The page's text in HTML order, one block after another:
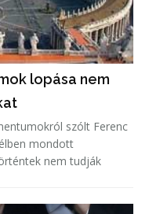
lopása nem
szólt Ferenc
mondott
nem tudják